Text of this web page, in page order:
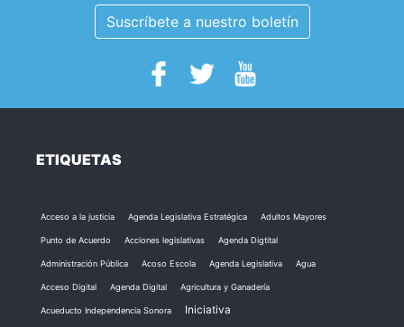
Suscríbete a nuestro boletín
ETIQUETAS
Acceso a la justicia Agenda Legislativa Estratégica Adultos Mayores
Punto de Acuerdo Acciones legislativas Agenda Digtital
Administración Pública Acoso Escola Agenda Legislativa Agua
Acceso Digital Agenda Digital Agricultura y Ganadería
Acueducto Independencia Sonora Iniciativa